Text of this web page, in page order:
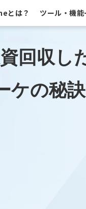
とは？ ツール・機能
回収し
ケの秘